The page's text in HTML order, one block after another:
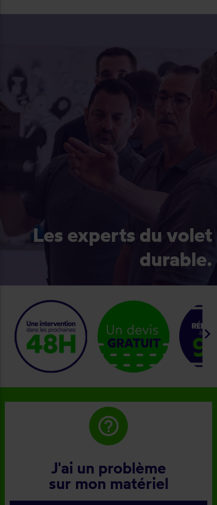
Les experts du volet
durable.
keyboard_arrow_right
help_outline
J'ai un problème
sur mon matériel